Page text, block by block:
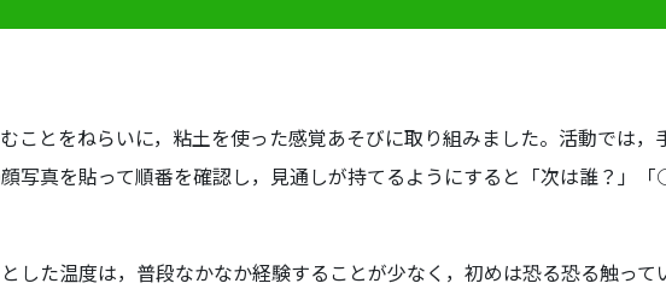
ことをねらいに，粘土を使った感覚あそびに取り組みました。活動では
写真を貼って順番を確認し，見通しが持てるようにすると「次は誰？」
した温度は，普段なかなか経験することが少なく，初めは恐る恐る触っ